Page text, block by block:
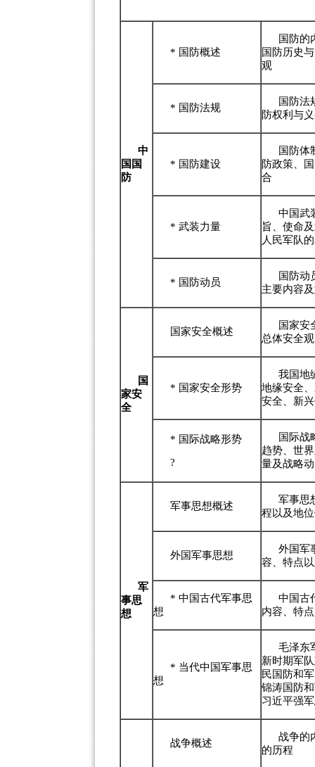
中
国国
防
* 国防概述
国防的
国防历史
观
* 国防法规
国防法
防权利与
* 国防建设
国防体
防政策、
合
* 武装力量
中国武
旨、使命
人民军队
* 国防动员
国防动
主要内容
国
家安
全
国家安全概述
国家安
总体安全观
* 国家安全形势
我国地
地缘安全
安全、新
* 国际战略形势
?
国际战
趋势、世
量及战略
军
事思
想
军事思想概述
军事思
程以及地
外国军事思想
外国军
容、特点
* 中国古代军事思
想
中国古
内容、特
* 当代中国军事思
想
毛泽东
新时期军
民国防和
锦涛国防
习近平强
战争概述
战争的
的历程